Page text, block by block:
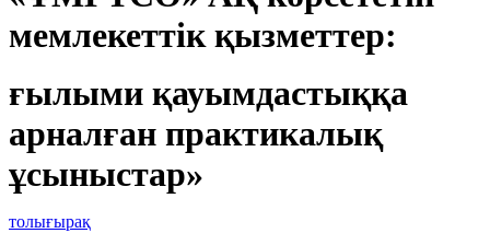
мемлекеттік қызметтер:
ғылыми қауымдастыққа
арналған практикалық
ұсыныстар»
толығырақ